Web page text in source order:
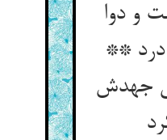
و دوا
**
جهدش